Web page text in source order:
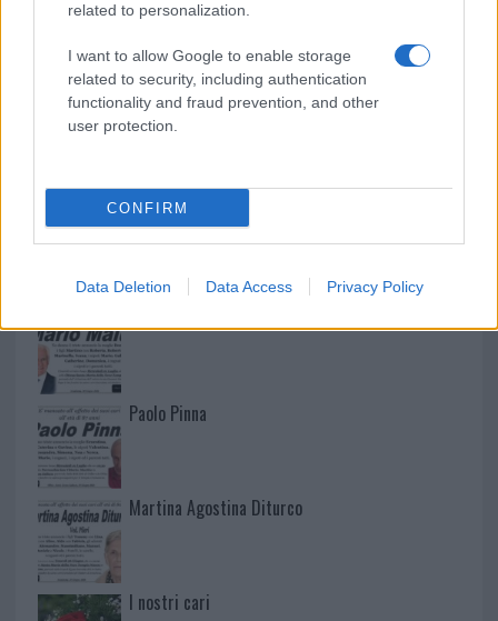
related to personalization.
I want to allow Google to enable storage
related to security, including authentication
functionality and fraud prevention, and other
user protection.
CONFIRM
Data Deletion Data Access Privacy Policy
NECROLOGIE
Paolo Pinna
Martina Agostina Diturco
I nostri cari